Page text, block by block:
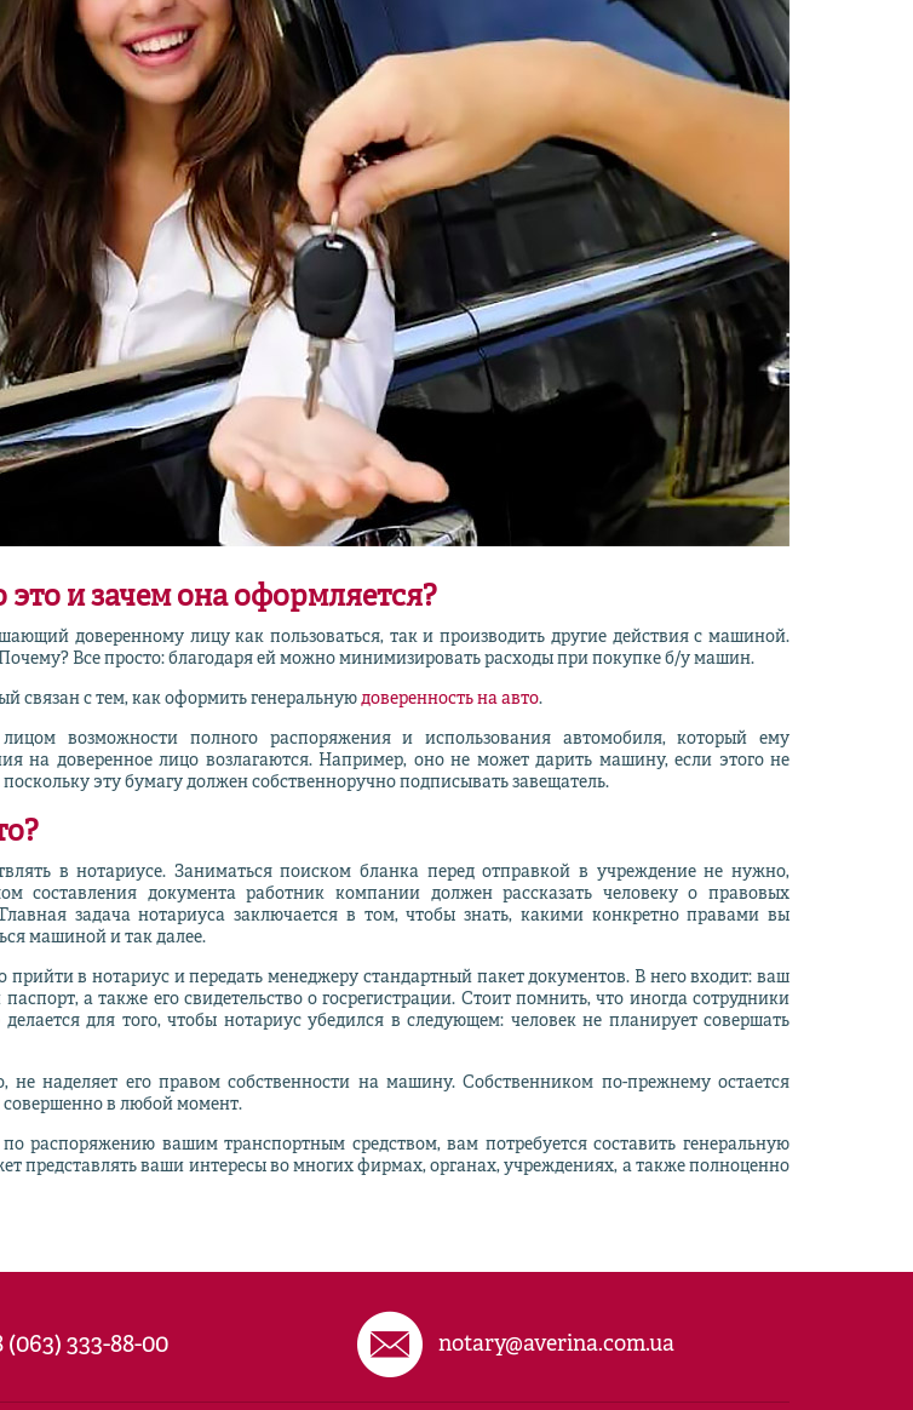
и зачем она оформляется?
доверенному лицу как пользоваться, так и производить другие действия с машиной.
Все просто: благодаря ей можно минимизировать расходы при покупке б/у машин.
связан с тем, как оформить генеральную доверенность на авто.
возможности полного распоряжения и использования автомобиля, который ему
на доверенное лицо возлагаются. Например, оно не может дарить машину, если этого не
эту бумагу должен собственноручно подписывать завещатель.
в нотариусе. Заниматься поиском бланка перед отправкой в учреждение не нужно,
составления документа работник компании должен рассказать человеку о правовых
задача нотариуса заключается в том, чтобы знать, какими конкретно правами вы
машиной и так далее.
в нотариус и передать менеджеру стандартный пакет документов. В него входит: ваш
а также его свидетельство о госрегистрации. Стоит помнить, что иногда сотрудники
для того, чтобы нотариус убедился в следующем: человек не планирует совершать
наделяет его правом собственности на машину. Собственником по-прежнему остается
совершенно в любой момент.
распоряжению вашим транспортным средством, вам потребуется составить генеральную
представлять ваши интересы во многих фирмах, органах, учреждениях, а также полноценно
(063) 333-88-00 notary@averina.com.ua